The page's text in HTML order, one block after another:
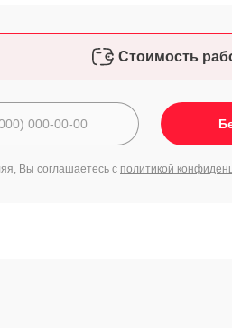
Стоимость
Вы соглашаетесь с политикой